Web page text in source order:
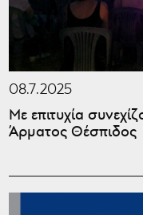
08.7.2025
Με επιτυχία
Άρματος Θέσπιδος